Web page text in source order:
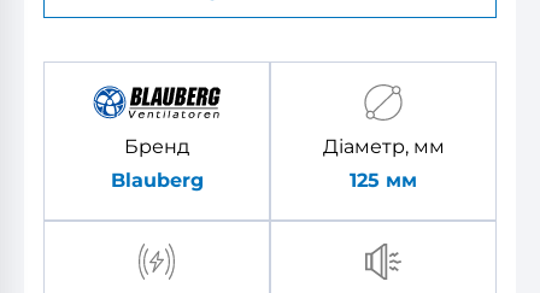
Бренд
Blauberg
Діаметр, мм
125 мм